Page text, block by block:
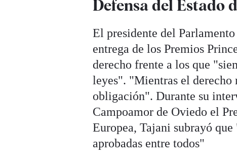
Defensa del Estado
El presidente del
entrega de los Premios
derecho frente a los que
leyes". "Mientras el derecho
obligación". Durante su
Campoamor de Oviedo el
Europea, Tajani subrayó
aprobadas entre todos"